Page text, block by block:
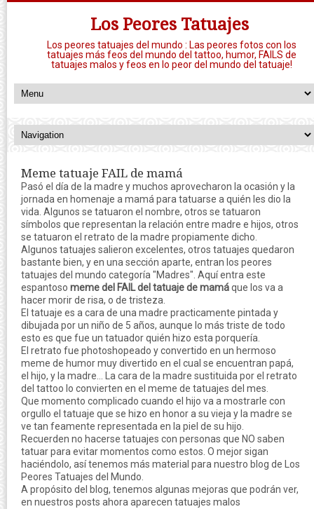
Los Peores Tatuajes
Los peores tatuajes del mundo : Las peores fotos con los
tatuajes más feos del mundo del tattoo, humor, FAILS de
tatuajes malos y feos en lo peor del mundo del tatuaje!
Meme tatuaje FAIL de mamá
Pasó el día de la madre y muchos aprovecharon la ocasión y la
jornada en homenaje a mamá para tatuarse a quién les dio la
vida. Algunos se tatuaron el nombre, otros se tatuaron
símbolos que representan la relación entre madre e hijos, otros
se tatuaron el retrato de la madre propiamente dicho.
Algunos tatuajes salieron excelentes, otros tatuajes quedaron
bastante bien, y en una sección aparte, entran los peores
tatuajes del mundo categoría "Madres". Aquí entra este
espantoso meme del FAIL del tatuaje de mamáque los va a
hacer morir de risa, o de tristeza.
El tatuaje es a cara de una madre practicamente pintada y
dibujada por un niño de 5 años, aunque lo más triste de todo
esto es que fue un tatuador quién hizo esta porquería.
El retrato fue photoshopeado y convertido en un hermoso
meme de humor muy divertido en el cual se encuentran papá,
el hijo, y la madre... La cara de la madre sustituida por el retrato
del tattoo lo convierten en el meme de tatuajes del mes.
Que momento complicado cuando el hijo va a mostrarle con
orgullo el tatuaje que se hizo en honor a su vieja y la madre se
ve tan feamente representada en la piel de su hijo.
Recuerden no hacerse tatuajes con personas que NO saben
tatuar para evitar momentos como estos. O mejor sigan
haciéndolo, así tenemos más material para nuestro blog de Los
Peores Tatuajes del Mundo.
A propósito del blog, tenemos algunas mejoras que podrán ver,
en nuestros posts ahora aparecen tatuajes malos